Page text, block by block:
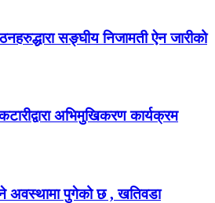
सङ्घीय निजामती ऐन जारीको
अभिमुखिकरण कार्यक्रम
अवस्थामा पुगेको छ , खतिवडा